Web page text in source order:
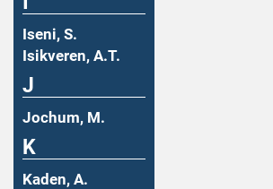
Iseni, S.
Isikveren, A.T.
J
Jochum, M.
K
Kaden, A.